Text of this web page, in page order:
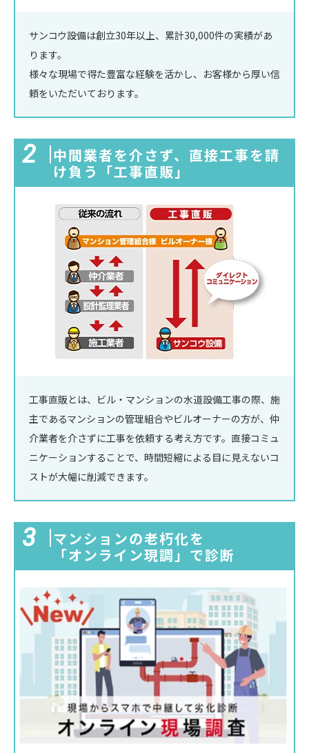
サンコウ設備は創立30年以上、累計30,000件の実績があ
ります。
様々な現場で得た豊富な経験を活かし、お客様から厚い信
頼をいただいております。
2
中間業者を介さず、直接工事を請
け負う 「工事直販」
工事直販とは、ビル・マンションの水道設備工事の際、施
主であるマンションの管理組合やビルオーナーの方が、仲
介業者を介さずに工事を依頼する考え方です。直接コミュ
ニケーションすることで、時間短縮による目に見えないコ
ストが大幅に削減できます。
3
マンションの老朽化を
「オンライン現調」 で診断